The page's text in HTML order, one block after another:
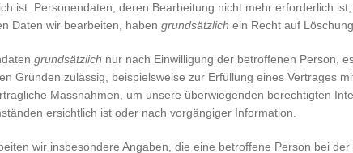
ist. Personendaten, deren Bearbeitung nicht mehr erforderlich
Daten wir bearbeiten, haben grundsätzlich ein Recht auf Löschung.
grundsätzlich nur nach Einwilligung der betroffenen Person,
Gründen zulässig, beispielsweise zur Erfüllung eines Vertrages
Massnahmen, um unsere überwiegenden berechtigten
ersichtlich ist oder nach vorgängiger Information.
wir insbesondere Angaben, die eine betroffene Person bei